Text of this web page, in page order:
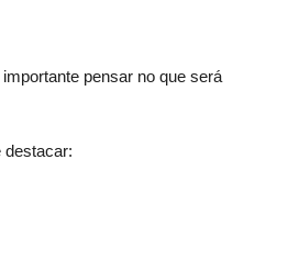
pensar no que será
destacar: